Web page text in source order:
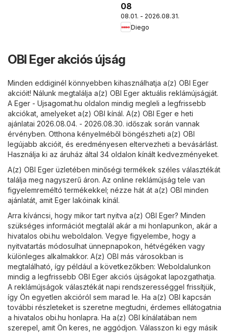
08
08.01. - 2026.08.31.
Diego
OBI Eger akciós újság
Minden eddiginél könnyebben kihasználhatja a(z) OBI Eger
akcióit! Nálunk megtalálja a(z) OBI Eger aktuális reklámújságját.
A Eger - Ujsagomat.hu oldalon mindig megleli a legfrissebb
akciókat, amelyeket a(z) OBI kínál. A(z) OBI Eger e heti
ajánlatai 2026.08.04. - 2026.08.30. időszak során vannak
érvényben. Otthona kényelméből böngészheti a(z) OBI
legújabb akcióit, és eredményesen eltervezheti a bevásárlást.
Használja ki az áruház által 34 oldalon kínált kedvezményeket.
A(z) OBI Eger üzletében minőségi termékek széles választékát
találja meg nagyszerű áron. Az online reklámújság tele van
figyelemreméltó termékekkel; nézze hát át a(z) OBI minden
ajánlatát, amit Eger lakóinak kínál.
Arra kíváncsi, hogy mikor tart nyitva a(z) OBI Eger? Minden
szükséges információt megtalál akár a mi honlapunkon, akár a
hivatalos obi.hu weboldalon. Vegye figyelembe, hogy a
nyitvatartás módosulhat ünnepnapokon, hétvégéken vagy
különleges alkalmakkor. A(z) OBI más városokban is
megtalálható, így például a következőkben: Weboldalunkon
mindig a legfrissebb OBI Eger akciós újságokat lapozgathatja.
A reklámújságok választékát napi rendszerességgel frissítjük,
így Ön egyetlen akcióról sem marad le. Ha a(z) OBI kapcsán
további részleteket is szeretne megtudni, érdemes ellátogatnia
a hivatalos obi.hu honlapra. Ha a(z) OBI kínálatában nem
szerepel, amit Ön keres, ne aggódjon. Válasszon ki egy másik